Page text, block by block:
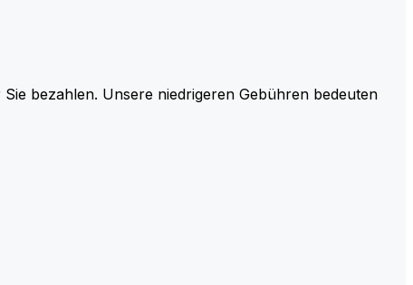
bezahlen. Unsere niedrigeren Gebühren bedeuten